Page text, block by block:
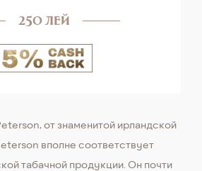
250 лей
от знаменитой ирландской
вполне соответствует
табачной продукции. Он почти